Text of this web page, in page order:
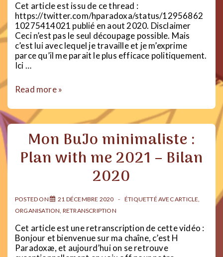
Cet article est issu de ce thread :
https://twitter.com/hparadoxa/status/12956862
10275414021 publié en aout 2020. Disclaimer
Ceci n’est pas le seul découpage possible. Mais
c’est lui avec lequel je travaille et je m’exprime
parce qu’il me parait le plus efficace politiquement.
Ici …
Handicap
maladie
?
Read more »
Mon BuJo minimaliste :
Plan with me 2021 – Bilan
2020
POSTED ON 21 DÉCEMBRE 2020 ÉTIQUETTÉ AVECARTICLE,
ORGANISATION, RETRANSCRIPTION
Cet article est une retranscription de cette vidéo :
Bonjour et bienvenue sur ma chaîne, c’est H
Paradoxæ, et aujourd’hui on se retrouve